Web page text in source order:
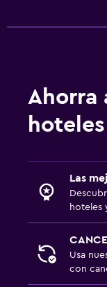
Ahorra
Las
hoteles
Usa
con